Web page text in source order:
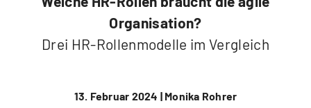
Organisation?
Drei HR-Rollenmodelle im Vergleich
13. Februar 2024 |Monika Rohrer